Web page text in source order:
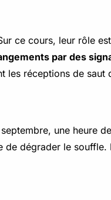
ce cours, leur rôle
par des
les réceptions de
une heure
dégrader le